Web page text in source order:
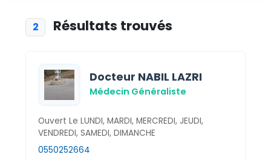
2 Résultats trouvés
Docteur NABIL LAZRI
Médecin Généraliste
Ouvert Le LUNDI, MARDI, MERCREDI, JEUDI,
VENDREDI, SAMEDI, DIMANCHE
0550252664